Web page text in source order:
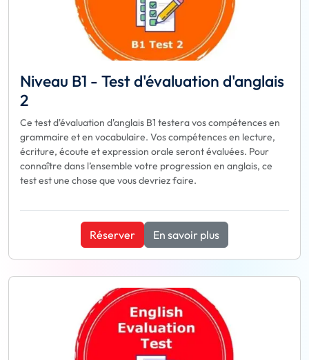
Niveau B1 - Test d'évaluation d'anglais
2
Ce test d'évaluation d'anglais B1 testera vos compétences en
grammaire et en vocabulaire. Vos compétences en lecture,
écriture, écoute et expression orale seront évaluées. Pour
connaître dans l’ensemble votre progression en anglais, ce
test est une chose que vous devriez faire.
Réserver En savoir plus